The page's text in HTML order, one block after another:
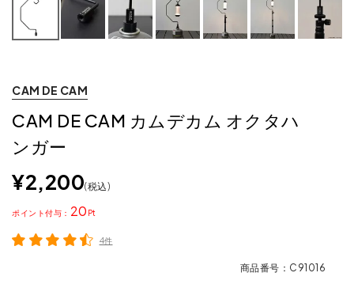
CAM DE CAM
CAM DE CAM カムデカム オクタハ
ンガー
¥2,200 税込
20
ポイント
4件
商品番号 C91016